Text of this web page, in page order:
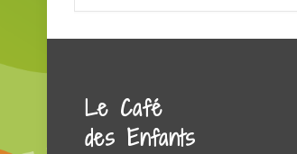
Le Café
des Enfants